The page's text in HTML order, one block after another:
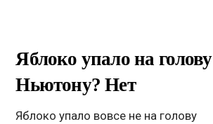
Яблоко упало на голову
Ньютону? Нет
Яблоко упало вовсе не на голову